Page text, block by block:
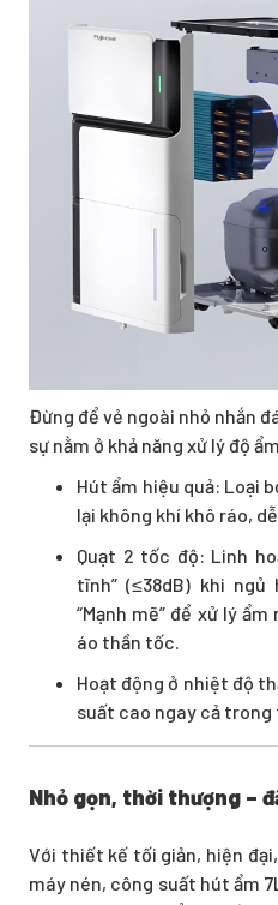
Đừng để vẻ ngoài nhỏ nhắn
sự nằm ở khả năng xử lý độ
Hút ẩm hiệu quả: Loại
lại không khí khô ráo,
Quạt 2 tốc độ: Linh
tĩnh” (≤38dB) khi
“Mạnh mẽ” để xử lý
áo thần tốc.
Hoạt động ở nhiệt độ
suất cao ngay cả
Nhỏ gọn, thời thượng –
Với thiết kế tối giản, hiện
máy nén, công suất hút ẩm